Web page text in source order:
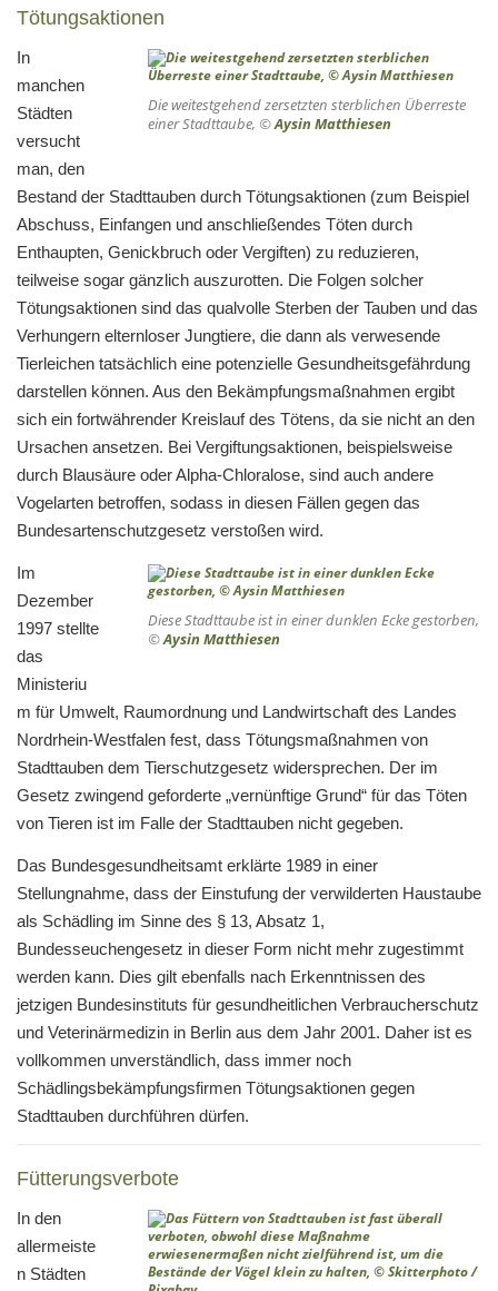
Tötungsaktionen
Die weitestgehend zersetzten sterblichen Überreste
einer Stadttaube, ©Aysin Matthiesen
In
manchen
Städten
versucht
man, den
Bestand der Stadttauben durch Tötungsaktionen (zum Beispiel
Abschuss, Einfangen und anschließendes Töten durch
Enthaupten, Genickbruch oder Vergiften) zu reduzieren,
teilweise sogar gänzlich auszurotten. Die Folgen solcher
Tötungsaktionen sind das qualvolle Sterben der Tauben und das
Verhungern elternloser Jungtiere, die dann als verwesende
Tierleichen tatsächlich eine potenzielle Gesundheitsgefährdung
darstellen können. Aus den Bekämpfungsmaßnahmen ergibt
sich ein fortwährender Kreislauf des Tötens, da sie nicht an den
Ursachen ansetzen. Bei Vergiftungsaktionen, beispielsweise
durch Blausäure oder Alpha-Chloralose, sind auch andere
Vogelarten betroffen, sodass in diesen Fällen gegen das
Bundesartenschutzgesetz verstoßen wird.
Diese Stadttaube ist in einer dunklen Ecke gestorben,
©Aysin Matthiesen
Im
Dezember
1997 stellte
das
Ministeriu
m für Umwelt, Raumordnung und Landwirtschaft des Landes
Nordrhein-Westfalen fest, dass Tötungsmaßnahmen von
Stadttauben dem Tierschutzgesetz widersprechen. Der im
Gesetz zwingend geforderte „vernünftige Grund“ für das Töten
von Tieren ist im Falle der Stadttauben nicht gegeben.
Das Bundesgesundheitsamt erklärte 1989 in einer
Stellungnahme, dass der Einstufung der verwilderten Haustaube
als Schädling im Sinne des § 13, Absatz 1,
Bundesseuchengesetz in dieser Form nicht mehr zugestimmt
werden kann. Dies gilt ebenfalls nach Erkenntnissen des
jetzigen Bundesinstituts für gesundheitlichen Verbraucherschutz
und Veterinärmedizin in Berlin aus dem Jahr 2001. Daher ist es
vollkommen unverständlich, dass immer noch
Schädlingsbekämpfungsfirmen Tötungsaktionen gegen
Stadttauben durchführen dürfen.
Fütterungsverbote
In den
allermeiste
n Städten